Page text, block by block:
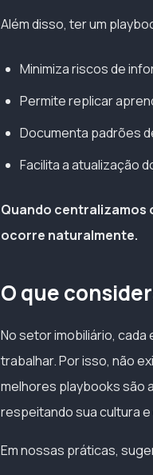
Além disso, ter um
Minimiza riscos de
Permite replicar
Documenta padrões
Facilita a atualização
Quando centralizamos
ocorre naturalmente.
O que
No setor imobiliário,
trabalhar. Por isso, não
melhores playbooks são
respeitando sua cultura
Em nossas práticas,